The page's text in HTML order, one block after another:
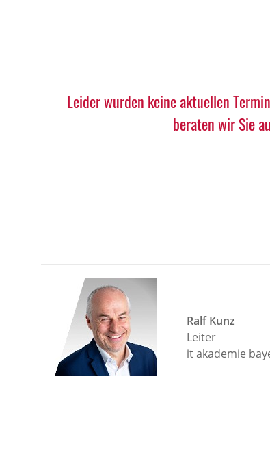
Leider wurden keine aktuellen
beraten wir Sie
Ralf Kunz
Leiter
it akademie